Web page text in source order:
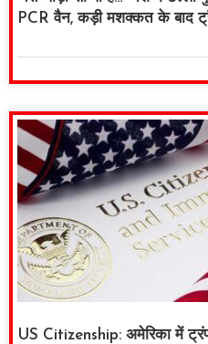
PCR वैन, कड़ी मशक्कत के बाद
US Citizenship: अमेरिका में